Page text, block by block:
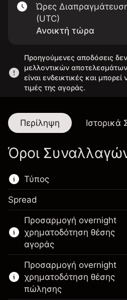
Ώρες
(UTC)
Ανοικτή τώρα
Προηγούμενες αποδόσεις δεν
μελλοντικών
είναι ενδεικτικές και
τιμές της αγοράς.
Περίληψη Ιστορικά
Όροι
Τύπος
Αυτή η
διαθέσιμη για
Μάθετε περισσότερα
CFDs
Spread
Προσαρμογή overnight
χρηματοδότηση θέσης
αγοράς
Προσαρμογή overnight
χρηματοδότηση θέσης
πώλησης